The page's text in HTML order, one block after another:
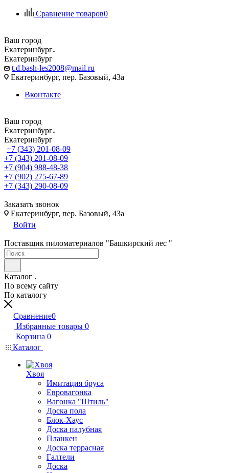
Сравнение товаров0
Ваш город
Екатеринбург
Екатеринбург
t.d.bash-les2008@mail.ru
Екатеринбург, пер. Базовый, 43а
Вконтакте
Ваш город
Екатеринбург
Екатеринбург
+7 (343) 201-08-09
+7 (343) 201-08-09
+7 (904) 988-48-38
+7 (902) 275-67-89
+7 (343) 290-08-09
Заказать звонок
Екатеринбург, пер. Базовый, 43а
Войти
Поставщик пиломатериалов "Башкирский лес "
Каталог
По всему сайту
По каталогу
Сравнение0
Избранные товары 0
Корзина 0
Каталог
Хвоя
Имитация бруса
Евровагонка
Вагонка "Штиль"
Доска пола
Блок-Хаус
Доска палубная
Планкен
Доска террасная
Галтели
Доска